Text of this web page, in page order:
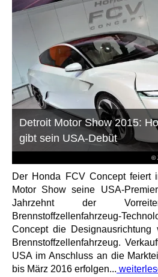
©
Detroit Motor Show 2015:
gibt sein USA-Debüt
Der Honda FCV Concept feiert
Motor Show seine USA-
Jahrzehnt der
Brennstoffzellenfahrzeug-
Concept die Designausrichtung
Brennstoffzellenfahrzeug.
USA im Anschluss an die
bis März 2016 erfolgen...